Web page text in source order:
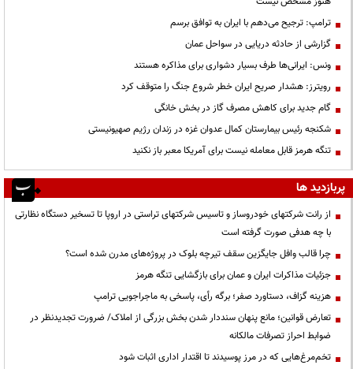
ترامپ: ترجیح می‌دهم با ایران به توافق برسم
گزارشی از حادثه دریایی در سواحل عمان
ونس: ایرانی‌ها طرف بسیار دشواری برای مذاکره هستند
رویترز: هشدار صریح ایران خطر شروع جنگ را متوقف کرد
گام جدید برای کاهش مصرف گاز در بخش خانگی
شکنجه رئیس بیمارستان کمال عدوان غزه در زندان رژیم صهیونیستی
تنگه هرمز قابل معامله نیست برای آمریکا معبر باز نکنید
پربازدید ها
از رانت‌ شرکتهای خودروساز و تاسیس شرکتهای تراستی در اروپا تا تسخیر دستگاه نظارتی
با چه هدفی صورت گرفته است
چرا قالب وافل جایگزین سقف تیرچه بلوک در پروژه‌های مدرن شده است؟
جزئیات مذاکرات ایران و عمان برای بازگشایی تنگه هرمز
هزینه گزاف، دستاورد صفر؛ برگه رأی، پاسخی به ماجراجویی ترامپ
تعارض قوانین؛ مانع پنهان سنددار شدن بخش بزرگی از املاک/ ضرورت تجدیدنظر در
ضوابط احراز تصرفات مالکانه
تخم‌مرغ‌هایی که در مرز پوسیدند تا اقتدار اداری اثبات شود